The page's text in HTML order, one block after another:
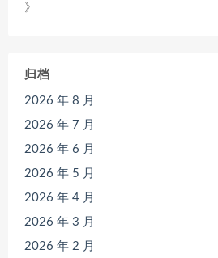
》
归档
2026 年 8 月
2026 年 7 月
2026 年 6 月
2026 年 5 月
2026 年 4 月
2026 年 3 月
2026 年 2 月